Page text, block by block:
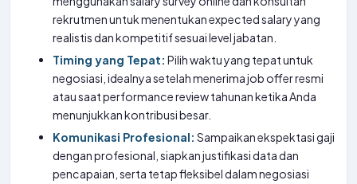
rekrutmen untuk menentukan expected salary yang
realistis dan kompetitif sesuai level jabatan.
Timing yang Tepat: Pilih waktu yang tepat untuk
negosiasi, idealnya setelah menerima job offer resmi
atau saat performance review tahunan ketika Anda
menunjukkan kontribusi besar.
Komunikasi Profesional: Sampaikan ekspektasi gaji
dengan profesional, siapkan justifikasi data dan
pencapaian, serta tetap fleksibel dalam negosiasi